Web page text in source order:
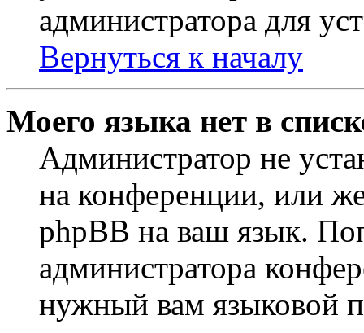
администратора для
Вернуться к началу
Моего языка нет в
Администратор не
на конференции, или
phpBB на ваш язык.
администратора
нужный вам языковой